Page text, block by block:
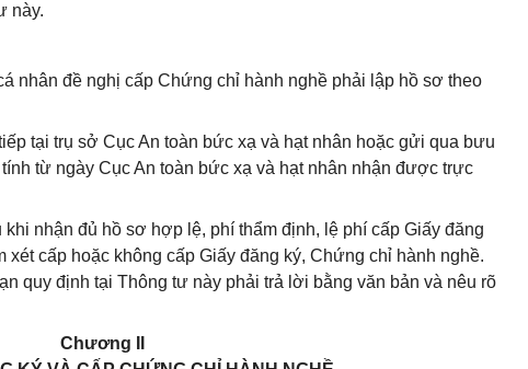
này.
nhân đề nghị cấp Chứng chỉ hành nghề phải lập hồ sơ theo
tại trụ sở Cục An toàn bức xạ và hạt nhân hoặc gửi qua bưu
từ ngày Cục An toàn bức xạ và hạt nhân nhận được trực
nhận đủ hồ sơ hợp lệ, phí thẩm định, lệ phí cấp Giấy đăng
xét cấp hoặc không cấp Giấy đăng ký, Chứng chỉ hành nghề.
quy định tại Thông tư này phải trả lời bằng văn bản và nêu rõ
Chương II